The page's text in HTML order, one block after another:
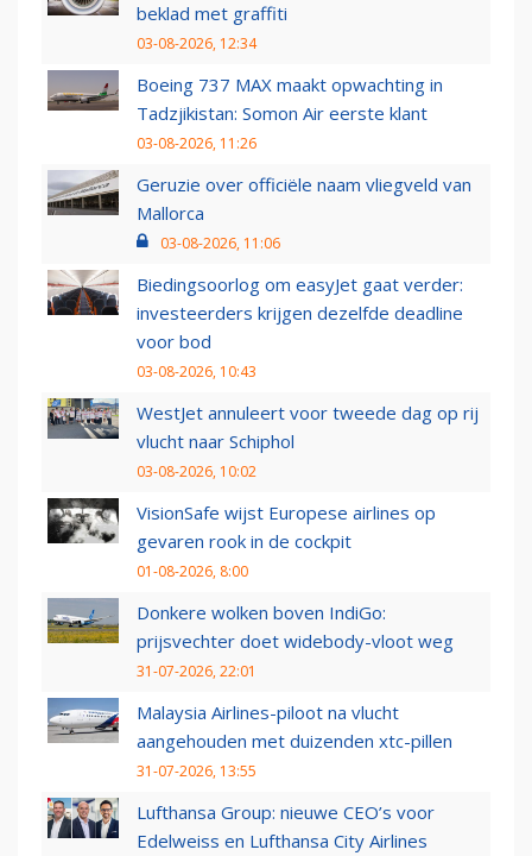
beklad met graffiti
03-08-2026, 12:34
Boeing 737 MAX maakt opwachting in
Tadzjikistan: Somon Air eerste klant
03-08-2026, 11:26
Geruzie over officiële naam vliegveld van
Mallorca
03-08-2026, 11:06
Biedingsoorlog om easyJet gaat verder:
investeerders krijgen dezelfde deadline
voor bod
03-08-2026, 10:43
WestJet annuleert voor tweede dag op rij
vlucht naar Schiphol
03-08-2026, 10:02
VisionSafe wijst Europese airlines op
gevaren rook in de cockpit
01-08-2026, 8:00
Donkere wolken boven IndiGo:
prijsvechter doet widebody-vloot weg
31-07-2026, 22:01
Malaysia Airlines-piloot na vlucht
aangehouden met duizenden xtc-pillen
31-07-2026, 13:55
Lufthansa Group: nieuwe CEO’s voor
Edelweiss en Lufthansa City Airlines